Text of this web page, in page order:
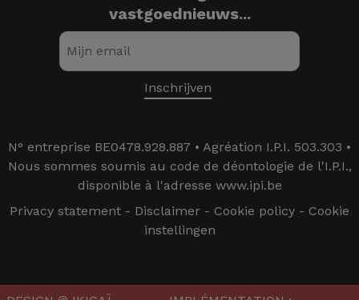
vastgoednieuws...
N° entreprise BE0478.928.887 • Agréation I.P.I. 503.303 •
Nous sommes soumis au code de déontologie de l'I.P.I.,
disponible à l'adresse www.ipi.be
Privacy statement - Disclaimer - Cookie policy - Cookie
instellingen